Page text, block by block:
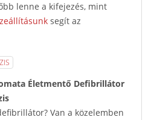
lenne a kifejezés, mint
segít az
Életmentő Defibrillátor
Van a közelemben